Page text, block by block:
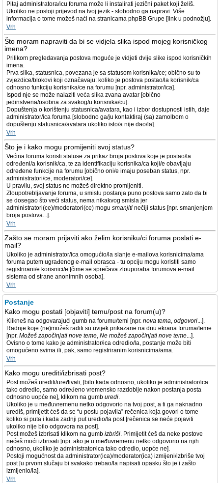
Pitaj administratora/icu foruma može li instalirati jezični paket koji želiš.
Ukoliko ne postoji prijevod na tvoj jezik - slobodno ga napravi. Više
informacija o tome možeš naći na stranicama phpBB Grupe [link u podnožju].
Vrh
Što moram napraviti da bi se vidjela slika ispod mojeg korisničkog
imena?
Prilikom pregledavanja postova moguće je vidjeti dvije slike ispod korisničkih
imena.
Prva slika, statusnica, povezana je sa statusom korisnika/ce; obično su to
zvjezdice/blokovi koji označavaju: koliko je postova postao/la korisnik/ca
odnosno funkciju korisnika/ce na forumu [npr. administrator/ica].
Ispod nje se može nalaziti veća slika zvana avatar [obično
jedinstvena/osobna za svakog/u korisnika/cu].
Dopuštenja o korištenju statusnica/avatara, kao i izbor dostupnosti istih, daje
administrator/ica foruma [slobodno ga/ju kontaktiraj (sa) zamolbom o
dopuštenju statusnica/avatara ukoliko isto/a nije dao/la].
Vrh
Što je i kako mogu promijeniti svoj status?
Većina foruma koristi statuse za prikaz broja postova koje je postao/la
određeni/a korisnik/ca, te za identifikaciju korisnika/ca koji/e obavljaju
određene funkcije na forumu [obično oni/e imaju poseban status, npr.
administratori/ce, moderatori/ce].
U pravilu, svoj status ne možeš direktno promijeniti.
Zloupotrebljavanje foruma, u smislu postanja puno postova samo zato da bi
se dosegao što veći status, nema nikakvog smisla jer
administratori(ce)/moderatori(ce) mogu smanjiti nečiji status [npr. smanjenjem
broja postova...].
Vrh
Zašto se moram prijaviti ako želim korisniku/ci foruma poslati e-
mail?
Ukoliko je administrator/ica omogućio/la slanje e-mailova korisnicima/ama
foruma putem ugrađenog e-mail obrasca - tu opciju mogu koristiti samo
registrirani/e korisnici/e [čime se sprečava zlouporaba forumova e-mail
sistema od strane anonimnih osoba].
Vrh
Postanje
Kako mogu postati [objaviti] temu/post na forum(u)?
Klikneš na odgovarajući gumb na forumu/temi [npr. nova tema, odgovori...].
Radnje koje (ne)možeš raditi su uvijek prikazane na dnu ekrana foruma/teme
[npr. Možeš započinjati nove teme, Ne možeš započinjati nove teme...].
Ovisno o tome kako je administrator/ica odredio/la, postanje može biti
omogućeno svima ili, pak, samo registriranim korisnicima/ama.
Vrh
Kako mogu urediti/izbrisati post?
Post možeš urediti/uređivati, [bilo kada odnosno, ukoliko je administrator/ica
tako odredio, samo određeno vremensko razdoblje nakon postanja posta
odnosno uopće ne], klikom na gumb uredi.
Ukoliko je u međuvremenu netko odgovorio na tvoj post, a ti ga naknadno
urediš, primijetit ćeš da se “u postu pojavila” rečenica koja govori o tome
koliko si puta i kada zadnji put uredio/la post [rečenica se neće pojaviti
ukoliko nije bilo odgovora na post].
Post možeš izbrisati klikom na gumb izbriši. Primijetit ćeš da neke postove
nećeš moći izbrisati [npr. ako je u međuvremenu netko odgovorio na njih
odnosno, ukoliko je administrator/ica tako odredio, uopće ne].
Postoji mogućnost da administrator(ica)/moderator(ica) izmijeni/izbriše tvoj
post [u prvom slučaju bi svakako trebao/la napisati opasku što je i zašto
izmijenio/la].
Vrh